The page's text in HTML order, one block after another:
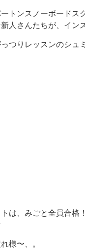
トンスノーボードス
人さんたちが、イン
つりレッスンのシュ
は、みごと全員合格
様〜、。